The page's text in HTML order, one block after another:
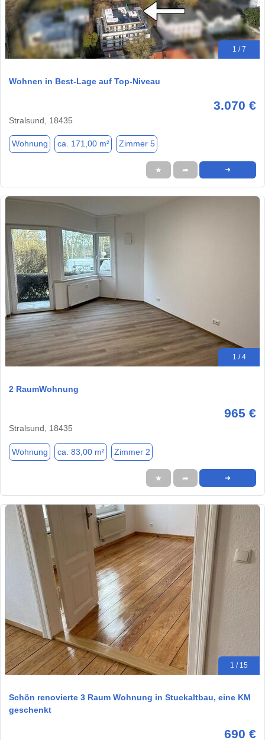
1 / 7
Wohnen in Best-Lage auf Top-Niveau
3.070 €
Stralsund, 18435
Wohnung ca. 171,00 m² Zimmer 5
★ ➦ ➜
1 / 4
2 RaumWohnung
965 €
Stralsund, 18435
Wohnung ca. 83,00 m² Zimmer 2
★ ➦ ➜
1 / 15
Schön renovierte 3 Raum Wohnung in Stuckaltbau, eine KM
geschenkt
690 €